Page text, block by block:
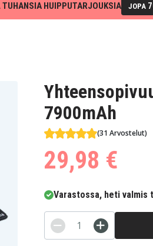
TUHANSIA HUIPPUTARJOUKSIA JOPA
7900mAh
(31 Arvostelut)
29,98 €
Varastossa, heti valmis